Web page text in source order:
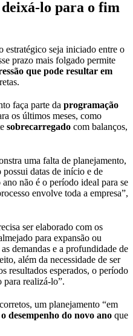
lo para o fim
estratégico seja iniciado entre o
prazo mais folgado permite
que pode resultar em
faça parte da programação
os últimos meses, como
sobrecarregado com balanços,
uma falta de planejamento,
datas de início e de
não é o período ideal para se
envolve toda a empresa”,
ser elaborado com os
para expansão ou
demandas e a profundidade de
além da necessidade de ser
resultados esperados, o período
para realizá-lo”.
um planejamento “em
desempenho do novo ano que